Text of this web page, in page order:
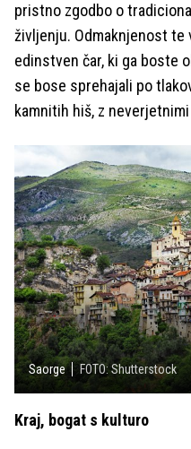
pristno zgodbo o
življenju. Odmaknjenost te
edinstven čar, ki ga boste
se bose sprehajali po
kamnitih hiš, z
Saorge FOTO: Shutterstock
Kraj, bogat s kulturo